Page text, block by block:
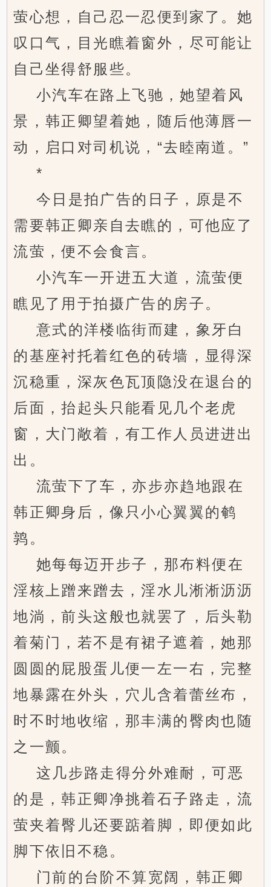
萤心想，自己忍一忍便到家了。她
叹口气，目光瞧着窗外，尽可能让
自己坐得舒服些。
小汽车在路上飞驰，她望着风
景，韩正卿望着她，随后他薄唇一
动，启口对司机说，“去睦南道。”
*
今日是拍广告的日子，原是不
需要韩正卿亲自去瞧的，可他应了
流萤，便不会食言。
小汽车一开进五大道，流萤便
瞧见了用于拍摄广告的房子。
意式的洋楼临街而建，象牙白
的基座衬托着红色的砖墙，显得深
沉稳重，深灰色瓦顶隐没在退台的
后面，抬起头只能看见几个老虎
窗，大门敞着，有工作人员进进出
出。
流萤下了车，亦步亦趋地跟在
韩正卿身后，像只小心翼翼的鹌
鹑。
她每每迈开步子，那布料便在
淫核上蹭来蹭去，淫水儿淅淅沥沥
地淌，前头这般也就罢了，后头勒
着菊门，若不是有裙子遮着，她那
圆圆的屁股蛋儿便一左一右，完整
地暴露在外头，穴儿含着蕾丝布，
时不时地收缩，那丰满的臀肉也随
之一颤。
这几步路走得分外难耐，可恶
的是，韩正卿净挑着石子路走，流
萤夹着臀儿还要踮着脚，即便如此
脚下依旧不稳。
门前的台阶不算宽阔，韩正卿